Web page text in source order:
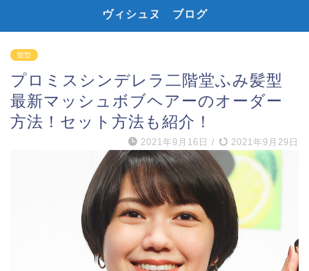
ヴィシュヌ ブログ
髪型
プロミスシンデレラ二階堂ふみ髪型
最新マッシュボブヘアーのオーダー
方法！セット方法も紹介！
2021年9月16日 / 2021年9月29日